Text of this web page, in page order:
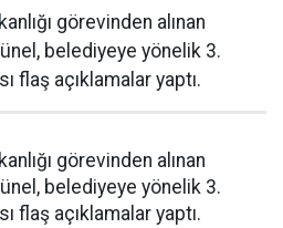
görevinden alınan
belediyeye yönelik 3.
flaş açıklamalar yaptı.
görevinden alınan
belediyeye yönelik 3.
flaş açıklamalar yaptı.